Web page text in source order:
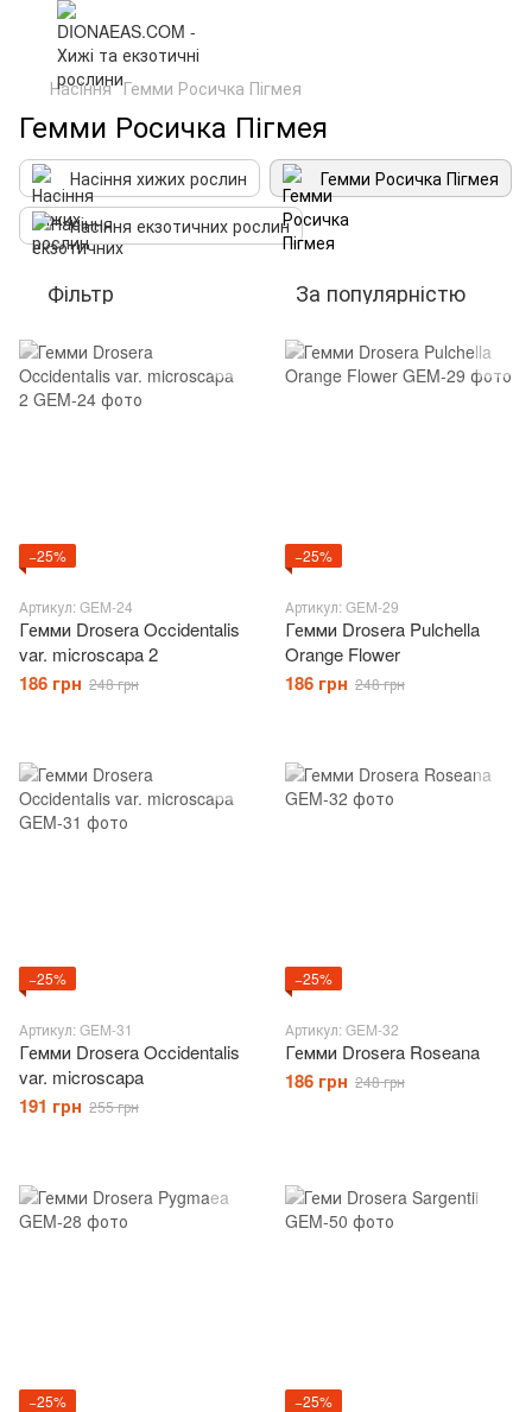
Насіння Гемми Росичка Пігмея
Гемми Росичка Пігмея
Насіння хижих рослин
Гемми Росичка Пігмея
Насіння екзотичних рослин
Фільтр За популярністю
−25%
Артикул: GEM-24
Гемми Drosera Occidentalis
var. microscapa 2
186 грн 248 грн
−25%
Артикул: GEM-29
Гемми Drosera Pulchella
Orange Flower
186 грн 248 грн
−25%
Артикул: GEM-31
Гемми Drosera Occidentalis
var. microscapa
191 грн 255 грн
−25%
Артикул: GEM-32
Гемми Drosera Roseana
186 грн 248 грн
−25% −25%